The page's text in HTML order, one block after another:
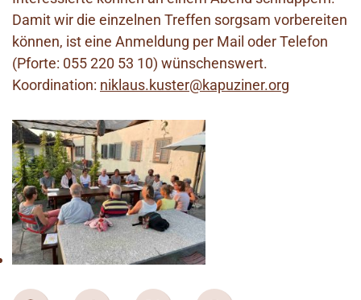
Damit wir die einzelnen Treffen sorgsam vorbereiten
können, ist eine Anmeldung per Mail oder Telefon
(Pforte: 055 220 53 10) wünschenswert.
Koordination: niklaus.kuster@kapuziner.org